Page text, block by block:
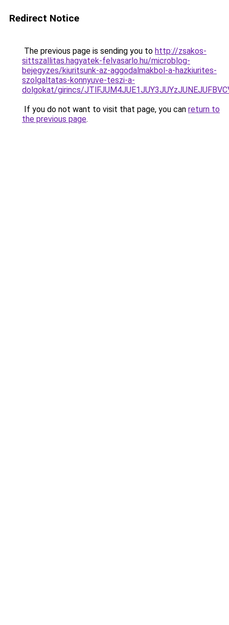
Redirect Notice
The previous page is sending you to http://zsakos-
sittszallitas.hagyatek-felvasarlo.hu/microblog-
bejegyzes/kiuritsunk-az-aggodalmakbol-a-hazkiurites-
szolgaltatas-konnyuve-teszi-a-
dolgokat/girincs/
If you do not want to visit that page, you can return to
the previous page.